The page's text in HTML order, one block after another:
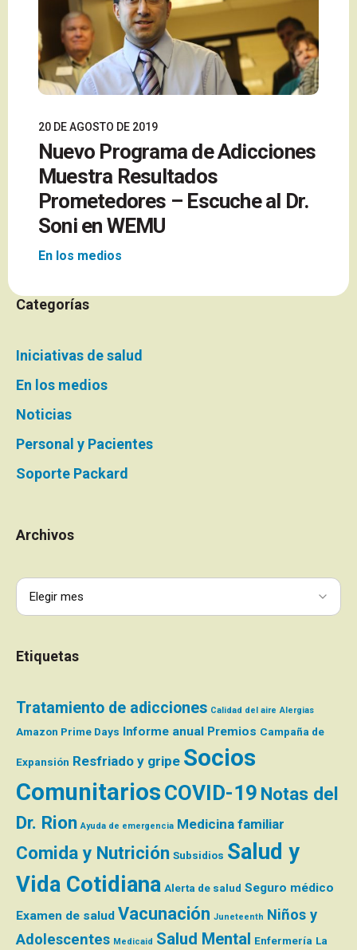
20 DE AGOSTO DE 2019
Nuevo Programa de Adicciones
Muestra Resultados
Prometedores – Escuche al Dr.
Soni en WEMU
En los medios
Categorías
Iniciativas de salud
En los medios
Noticias
Personal y Pacientes
Soporte Packard
Archivos
Etiquetas
Tratamiento de adicciones Calidad del aire Alergias
Amazon Prime Days Informe anual Premios Campaña de
Expansión Resfriado y gripe Socios
Comunitarios COVID-19 Notas del
Dr. Rion Ayuda de emergencia Medicina familiar
Comida y Nutrición Subsidios Salud y
Vida Cotidiana Alerta de salud Seguro médico
Examen de salud Vacunación Juneteenth Niños y
Adolescentes Medicaid Salud Mental Enfermería La